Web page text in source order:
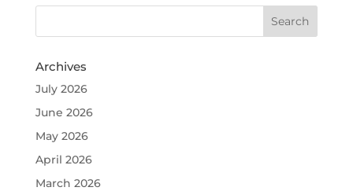
Archives
July 2026
June 2026
May 2026
April 2026
March 2026